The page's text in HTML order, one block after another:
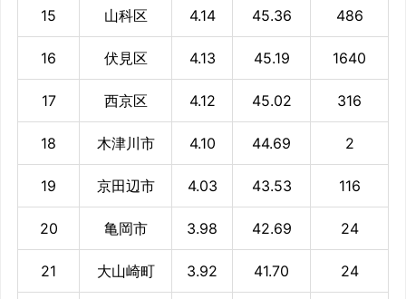
15 山科区 4.14 45.36 486
16 伏見区 4.13 45.19 1640
17 西京区 4.12 45.02 316
18 木津川市 4.10 44.69 2
19 京田辺市 4.03 43.53 116
20 亀岡市 3.98 42.69 24
21 大山崎町 3.92 41.70 24